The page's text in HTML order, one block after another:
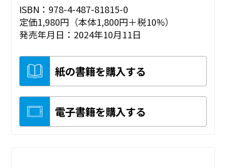
ISBN：978-4-487-81815-0
定価1,980円（本体1,800円＋税10%）
発売年月日：2024年10月11日
紙の書籍を購入する
電子書籍を購入する